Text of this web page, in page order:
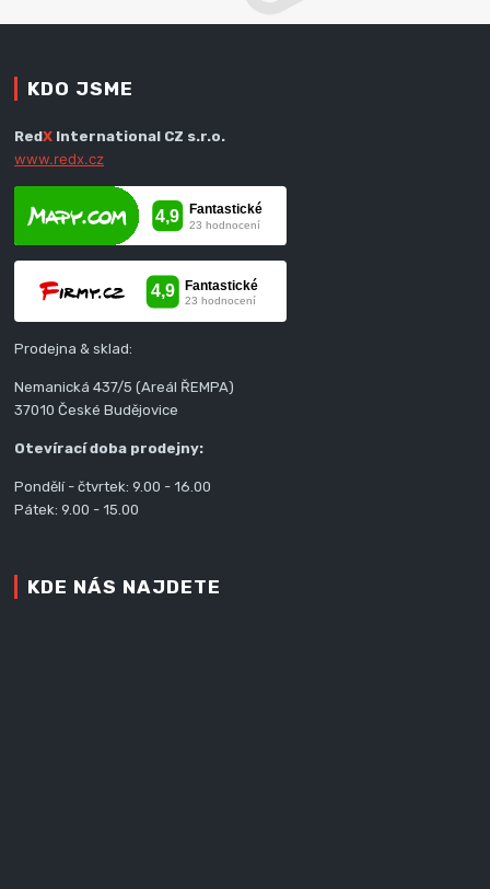
KDO JSME
RedX International CZ s.r.o.
www.redx.cz
Prodejna & sklad:
Nemanická 437/5 (Areál ŘEMPA)
37010 České Budějovice
Otevírací doba prodejny:
Pondělí - čtvrtek: 9.00 - 16.00
Pátek: 9.00 - 15.00
KDE NÁS NAJDETE